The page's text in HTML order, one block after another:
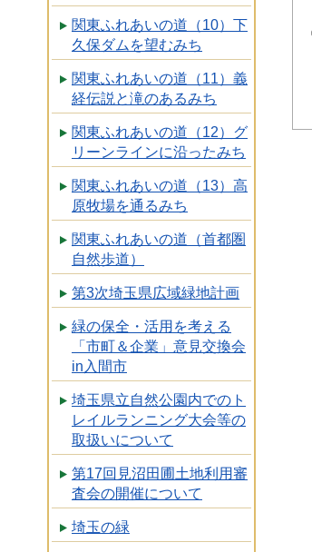
関東ふれあいの道（10）下
久保ダムを望むみち
関東ふれあいの道（11）義
経伝説と滝のあるみち
関東ふれあいの道（12）グ
リーンラインに沿ったみち
関東ふれあいの道（13）高
原牧場を通るみち
関東ふれあいの道（首都圏
自然歩道）
第3次埼玉県広域緑地計画
緑の保全・活用を考える
「市町＆企業」意見交換会
in入間市
埼玉県立自然公園内でのト
レイルランニング大会等の
取扱いについて
第17回見沼田圃土地利用審
査会の開催について
埼玉の緑